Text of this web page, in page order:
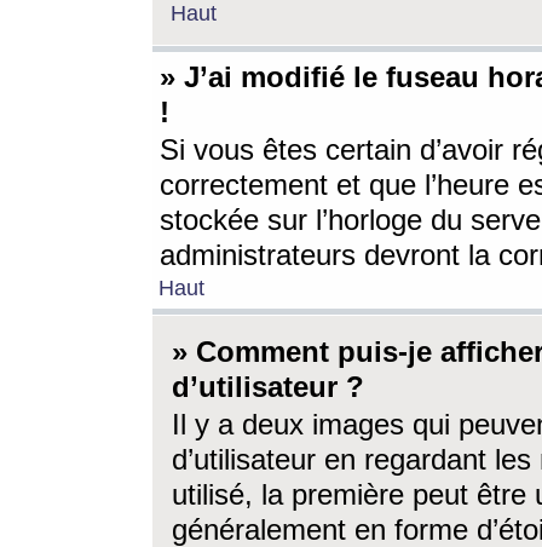
Haut
» J’ai modifié le fuseau
!
Si vous êtes certain d’avoir
correctement et que l’heure
stockée sur l’horloge du
administrateurs devront la
Haut
» Comment puis-je
d’utilisateur ?
Il y a deux images qui
d’utilisateur en regardant
utilisé, la première peut être
généralement en forme